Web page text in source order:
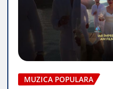
MUZICA POPULARA